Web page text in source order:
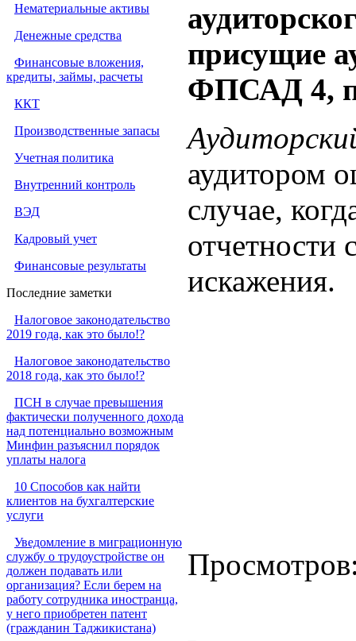
Нематериальные активы
Денежные средства
Финансовые вложения,
кредиты, займы, расчеты
ККТ
Производственные запасы
Учетная политика
Внутренний контроль
ВЭД
Кадровый учет
Финансовые результаты
Последние заметки
Налоговое законодательство
2019 года, как это было!?
Налоговое законодательство
2018 года, как это было!?
ПСН в случае превышения
фактически полученного дохода
над потенциально возможным
Минфин разъяснил порядок
уплаты налога
10 Способов как найти
клиентов на бухгалтерские
услуги
Уведомление в миграционную
службу о трудоустройстве он
должен подавать или
организация? Если берем на
работу сотрудника иностранца,
у него приобретен патент
(гражданин Таджикистана)
присущие
ФПСАД 4,
аудитором
случае,
отчетности
искажения.